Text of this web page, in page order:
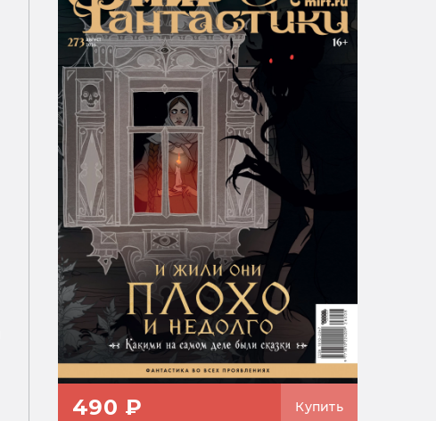
490 ₽ Купить